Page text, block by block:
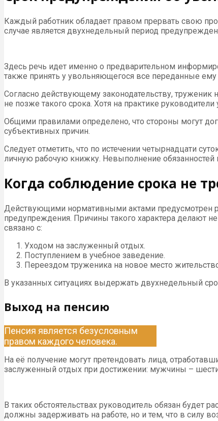
Каждый работник обладает правом прервать свою
случае является двухнедельный период
Здесь речь идет именно о предварительном
также принять у увольняющегося все переданные ему
Согласно действующему законодательству, труженик
не позже такого срока. Хотя на практике
Общими правилами определено, что стороны могут
субъективных причин.
Следует отметить, что по истечении четырнадцати
личную рабочую книжку. Невыполнение
Когда соблюдение срока не
Действующими нормативными актами предусмотрен
предупреждения. Причины такого характера делают
связано с:
Уходом на заслуженный отдых.
Поступлением в учебное заведение.
Переездом труженика на новое место
В указанных ситуациях выдержать двухнедельный
Выход на пенсию
Пенсия является безусловным
правом каждого человека.
На её получение могут претендовать лица,
заслуженный отдых при достижении: мужчины –
В таких обстоятельствах руководитель обязан будет
должны задерживать на работе, но и тем, что в силу